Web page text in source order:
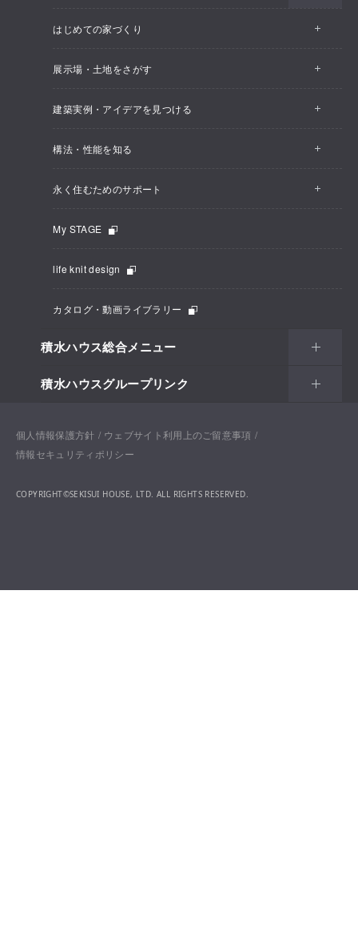
はじめての家づくり
展示場・土地をさがす
建築実例・アイデアを見つける
構法・性能を知る
永く住むためのサポート
My STAGE
life knit design
カタログ・動画ライブラリー
積水ハウス総合メニュー
積水ハウスグループリンク
個人情報保護方針
ウェブサイト利用上のご留意事項
情報セキュリティポリシー
COPYRIGHT©SEKISUI HOUSE, LTD. ALL RIGHTS RESERVED.